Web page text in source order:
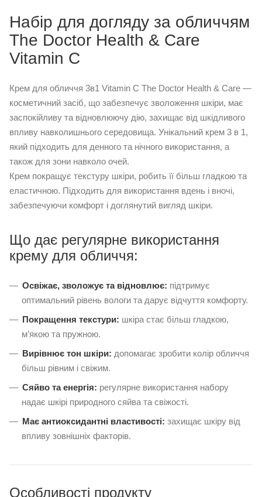
Набір для догляду за обличчям
The Doctor Health & Care
Vitamin C
Крем для обличчя 3в1 Vitamin C The Doctor Health & Care —
косметичний засіб, що забезпечує зволоження шкіри, має
заспокійливу та відновлюючу дію, захищає від шкідливого
впливу навколишнього середовища. Унікальний крем 3 в 1,
який підходить для денного та нічного використання, а
також для зони навколо очей.
Крем покращує текстуру шкіри, робить її більш гладкою та
еластичною. Підходить для використання вдень і вночі,
забезпечуючи комфорт і доглянутий вигляд шкіри.
Що дає регулярне використання
крему для обличчя:
Освіжає, зволожує та відновлює: підтримує
оптимальний рівень вологи та дарує відчуття комфорту.
Покращення текстури: шкіра стає більш гладкою,
м’якою та пружною.
Вирівнює тон шкіри: допомагає зробити колір обличчя
більш рівним і свіжим.
Сяйво та енергія: регулярне використання набору
надає шкірі природного сяйва та свіжості.
Має антиоксидантні властивості: захищає шкіру від
впливу зовнішніх факторів.
Особливості продукту